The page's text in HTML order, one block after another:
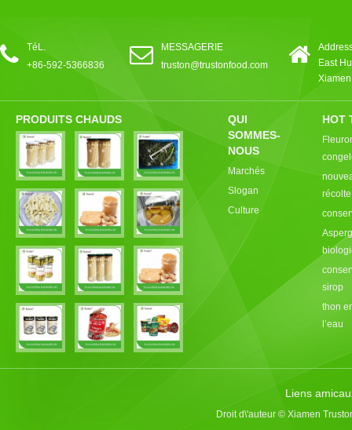
TéL.
+86-592-5366836
MESSAGERIE
truston@trustonfood.com
East
PRODUITS CHAUDS
QUI
SOMMES-
NOUS
Marchés
Slogan
Culture
HOT
sirop
thon
l’eau
Liens
Droit d\'auteur © Xiamen